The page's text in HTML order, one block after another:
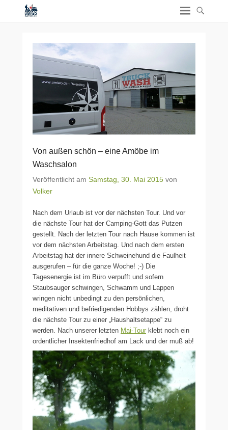
Von außen schön – eine Amöbe im
Waschsalon
Veröffentlicht am Samstag, 30. Mai 2015 von
Volker
Nach dem Urlaub ist vor der nächsten Tour. Und vor
die nächste Tour hat der Camping-Gott das Putzen
gestellt. Nach der letzten Tour nach Hause kommen ist
vor dem nächsten Arbeitstag. Und nach dem ersten
Arbeitstag hat der innere Schweinehund die Faulheit
ausgerufen – für die ganze Woche! ;-) Die
Tagesenergie ist im Büro verpufft und sofern
Staubsauger schwingen, Schwamm und Lappen
wringen nicht unbedingt zu den persönlichen,
meditativen und befriedigenden Hobbys zählen, droht
die nächste Tour zu einer „Haushaltsetappe“ zu
werden. Nach unserer letzten Mai-Tour klebt noch ein
ordentlicher Insektenfriedhof am Lack und der muß ab!